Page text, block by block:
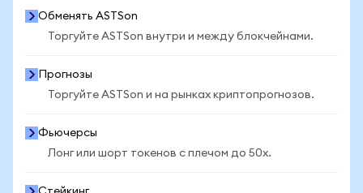
Обменять ASTSon
Торгуйте ASTSon внутри и между блокчейнами.
Прогнозы
Торгуйте ASTSon и на рынках криптопрогнозов.
Фьючерсы
Лонг или шорт токенов с плечом до 50x.